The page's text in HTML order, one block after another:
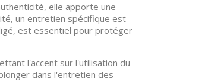
elle apporte une
un entretien spécifique est
est essentiel pour protéger
l'accent sur l'utilisation du
dans l'entretien des